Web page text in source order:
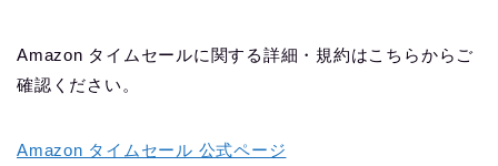
Amazon タイムセールに関する詳細・規約はこちらからご
確認ください。
Amazon タイムセール 公式ページ